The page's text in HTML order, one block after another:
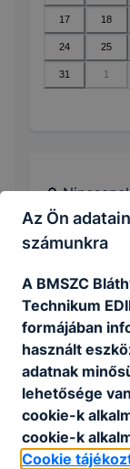
17 18
24 25
31 1
🔎
hónapban
Az Ön
számunkra
A BMSZC
Technikum
formájában
használt
adatnak
lehetősége
cookie-k
cookie-k
Cookie